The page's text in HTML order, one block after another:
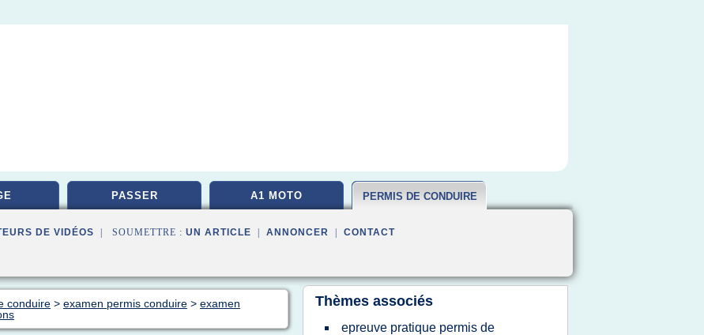
PASSER A1 MOTO PERMIS DE CONDUIRE
DE VIDÉOS | SOUMETTRE : UN ARTICLE ANNONCER CONTACT
conduire > examen permis conduire > examen
Thèmes associés
epreuve pratique permis de